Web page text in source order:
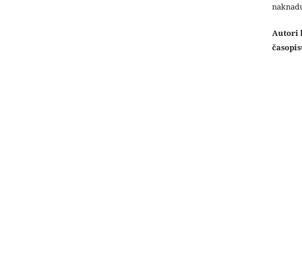
Autori